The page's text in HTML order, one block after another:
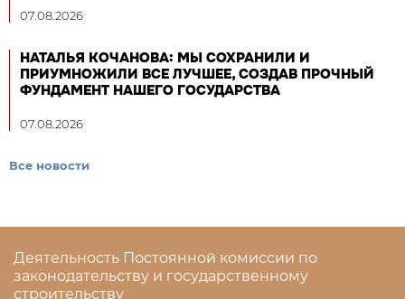
07.08.2026
НАТАЛЬЯ КОЧАНОВА: МЫ СОХРАНИЛИ И
ПРИУМНОЖИЛИ ВСЕ ЛУЧШЕЕ, СОЗДАВ ПРОЧНЫЙ
ФУНДАМЕНТ НАШЕГО ГОСУДАРСТВА
07.08.2026
Все новости
Деятельность Постоянной комиссии по
законодательству и государственному
строительству